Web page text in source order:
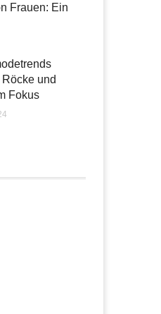
Frauen: Ein
und
Fokus